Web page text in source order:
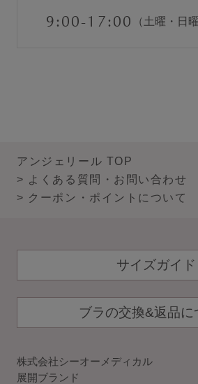
9:00-17:00 （土曜・日
アンジェリール TOP
よくある質問・お問い合わせ
クーポン・ポイントについて
サイズガイド
ブラの交換&返品に
株式会社シーオーメディカル
展開ブランド